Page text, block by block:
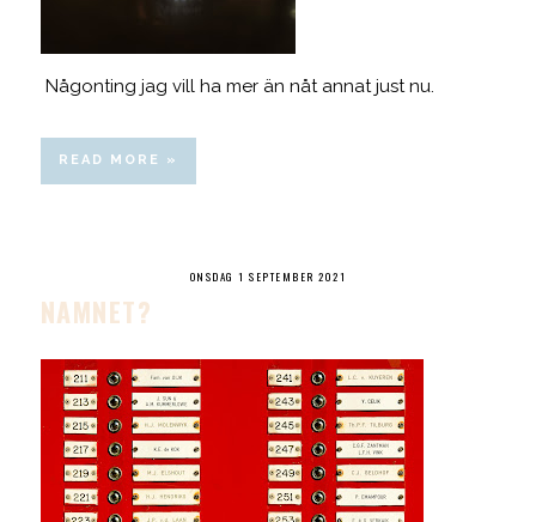
Någonting jag vill ha mer än nåt annat just nu.
READ MORE »
ONSDAG 1 SEPTEMBER 2021
NAMNET?